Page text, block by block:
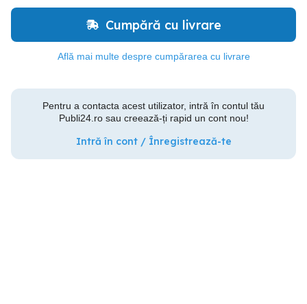
Cumpără cu livrare
Află mai multe despre cumpărarea cu livrare
Pentru a contacta acest utilizator, intră în contul tău
Publi24.ro sau creează-ți rapid un cont nou!
Intră în cont / Înregistrează-te